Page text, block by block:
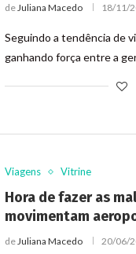
de Juliana Macedo 18/11/
Seguindo a tendência de
ganhando força entre a
Viagens Vitrine
Hora de fazer as
movimentam
deJuliana Macedo 20/06/